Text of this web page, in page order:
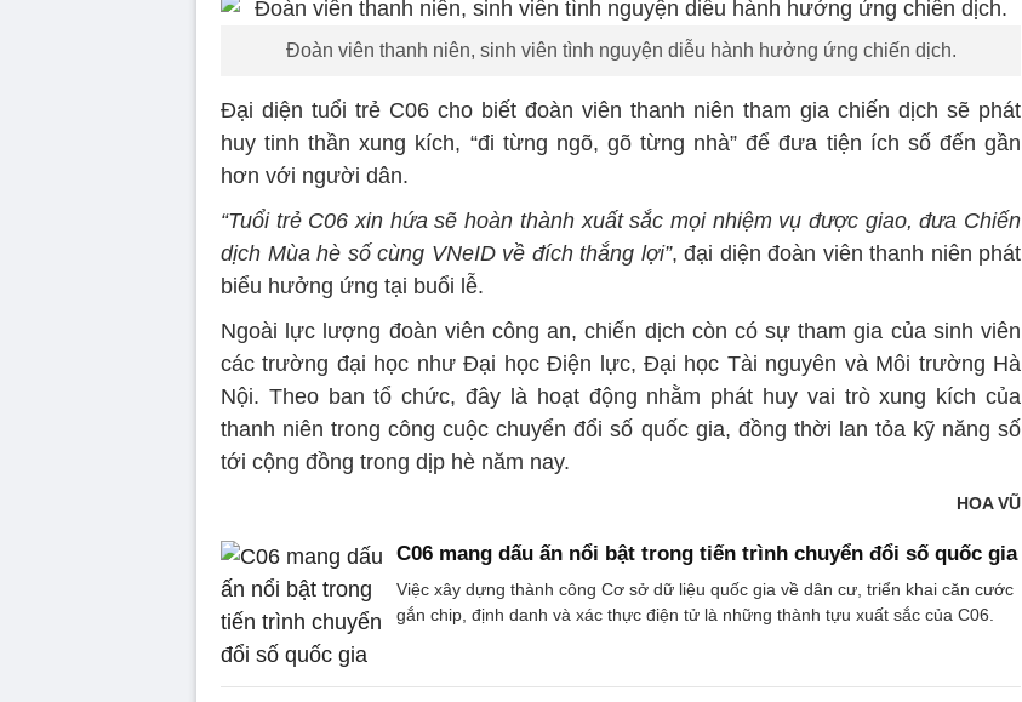
Đoàn viên thanh niên, sinh viên tình nguyện diễu hành hưởng ứng chiến dịch.
Đại diện tuổi trẻ C06 cho biết đoàn viên thanh niên tham gia chiến dịch sẽ phát
huy tinh thần xung kích, “đi từng ngõ, gõ từng nhà” để đưa tiện ích số đến gần
hơn với người dân.
“Tuổi trẻ C06 xin hứa sẽ hoàn thành xuất sắc mọi nhiệm vụ được giao, đưa Chiến
dịch Mùa hè số cùng VNeID về đích thắng lợi”, đại diện đoàn viên thanh niên phát
biểu hưởng ứng tại buổi lễ.
Ngoài lực lượng đoàn viên công an, chiến dịch còn có sự tham gia của sinh viên
các trường đại học như Đại học Điện lực, Đại học Tài nguyên và Môi trường Hà
Nội. Theo ban tổ chức, đây là hoạt động nhằm phát huy vai trò xung kích của
thanh niên trong công cuộc chuyển đổi số quốc gia, đồng thời lan tỏa kỹ năng số
tới cộng đồng trong dịp hè năm nay.
HOA VŨ
C06 mang dấu ấn nổi bật trong tiến trình chuyển đổi số quốc gia
Việc xây dựng thành công Cơ sở dữ liệu quốc gia về dân cư, triển khai căn cước
gắn chip, định danh và xác thực điện tử là những thành tựu xuất sắc của C06.